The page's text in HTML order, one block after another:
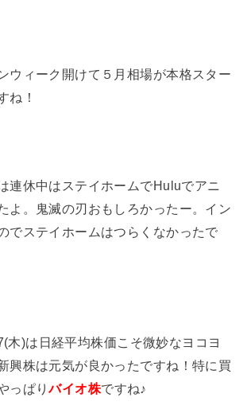
ウィーク開けて５月相場が本格スター
ね！
連休中はステイホームでHuluでアニ
よ。鬼滅の刃おもしろかったー。イン
でステイホームはつらくなかったで
木)は日経平均株価こそ微妙なヨコヨ
興株は元気が良かったですね！特に買
っぱりバイオ株ですね♪